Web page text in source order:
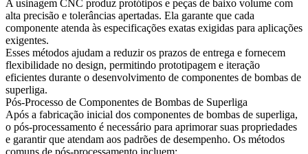
A usinagem CNC produz protótipos e peças de baixo volume com
alta precisão e tolerâncias apertadas. Ela garante que cada
componente atenda às especificações exatas exigidas para aplicações
exigentes.
Esses métodos ajudam a reduzir os prazos de entrega e fornecem
flexibilidade no design, permitindo prototipagem e iteração
eficientes durante o desenvolvimento de componentes de bombas de
superliga.
Pós-Processo de Componentes de Bombas de Superliga
Após a fabricação inicial dos componentes de bombas de superliga,
o pós-processamento é necessário para aprimorar suas propriedades
e garantir que atendam aos padrões de desempenho. Os métodos
comuns de pós-processamento incluem: